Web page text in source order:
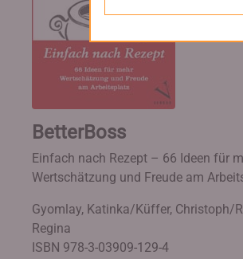
BetterBoss
Einfach nach Rezept – 66 Ideen für
Wertschätzung und Freude am
Gyomlay, Katinka/Küffer, Christoph/
Regina
ISBN 978-3-03909-129-4